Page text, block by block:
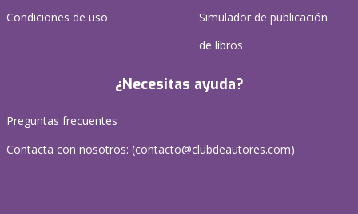
Condiciones de uso
Simulador de publicación
de libros
¿Necesitas ayuda?
Preguntas frecuentes
Contacta con nosotros: (contacto@clubdeautores.com)